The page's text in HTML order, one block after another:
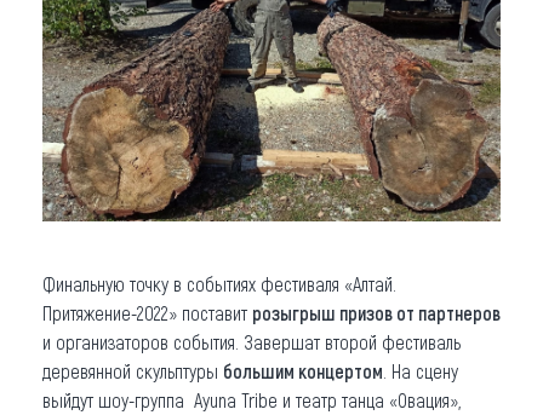
Финальную точку в событиях фестиваля «Алтай.
Притяжение-2022» поставит розыгрыш призов от партнеров
и организаторов события. Завершат второй фестиваль
деревянной скульптуры большим концертом . На сцену
выйдут шоу-группа Ayuna Tribe и театр танца «Овация»,